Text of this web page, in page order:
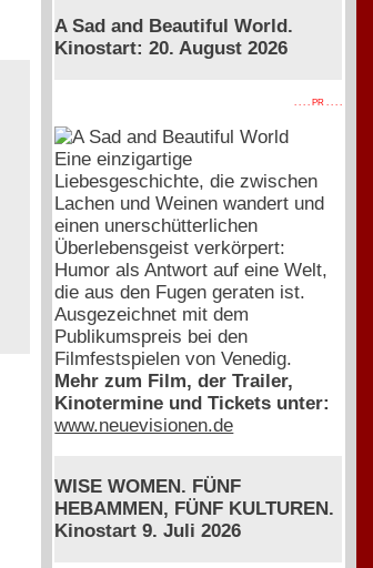
A Sad and Beautiful World.
Kinostart: 20. August 2026
. . . . PR . . . .
Eine einzigartige
Liebesgeschichte, die zwischen
Lachen und Weinen wandert und
einen unerschütterlichen
Überlebensgeist verkörpert:
Humor als Antwort auf eine Welt,
die aus den Fugen geraten ist.
Ausgezeichnet mit dem
Publikumspreis bei den
Filmfestspielen von Venedig.
Mehr zum Film, der Trailer,
Kinotermine und Tickets unter:
www.neuevisionen.de
WISE WOMEN. FÜNF
HEBAMMEN, FÜNF KULTUREN.
Kinostart 9. Juli 2026